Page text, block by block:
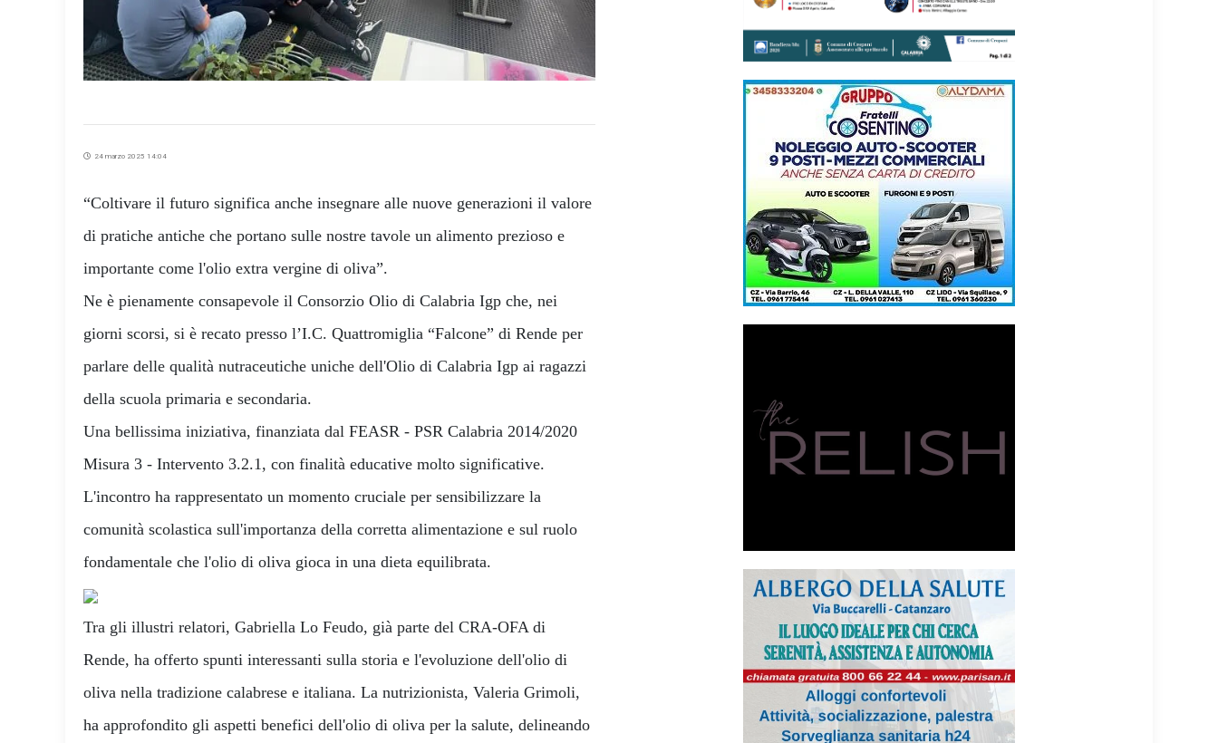
24 marzo 2025 14:04
“Coltivare il futuro significa anche insegnare alle nuove generazioni il valore
di pratiche antiche che portano sulle nostre tavole un alimento prezioso e
importante come l'olio extra vergine di oliva”.
Ne è pienamente consapevole il Consorzio Olio di Calabria Igp che, nei
giorni scorsi, si è recato presso l’I.C. Quattromiglia “Falcone” di Rende per
parlare delle qualità nutraceutiche uniche dell'Olio di Calabria Igp ai ragazzi
della scuola primaria e secondaria.
Una bellissima iniziativa, finanziata dal FEASR - PSR Calabria 2014/2020
Misura 3 - Intervento 3.2.1, con finalità educative molto significative.
L'incontro ha rappresentato un momento cruciale per sensibilizzare la
comunità scolastica sull'importanza della corretta alimentazione e sul ruolo
fondamentale che l'olio di oliva gioca in una dieta equilibrata.
Tra gli illustri relatori, Gabriella Lo Feudo, già parte del CRA-OFA di
Rende, ha offerto spunti interessanti sulla storia e l'evoluzione dell'olio di
oliva nella tradizione calabrese e italiana. La nutrizionista, Valeria Grimoli,
ha approfondito gli aspetti benefici dell'olio di oliva per la salute, delineando